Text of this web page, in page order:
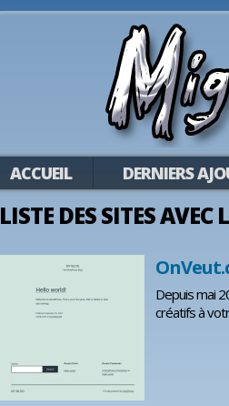
ACCUEIL DERNIERS
LISTE DES SITES
Depuis mai
créatifs à